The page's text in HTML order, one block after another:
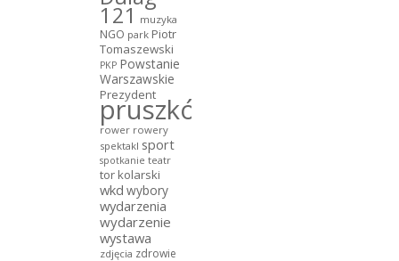
121 muzyka
NGO park Piotr
Tomaszewski
PKP Powstanie
Warszawskie
Prezydent
pruszków
rower rowery
spektakl sport
spotkanie teatr
tor kolarski
wkd wybory
wydarzenia
wydarzenie
wystawa
zdjęcia zdrowie